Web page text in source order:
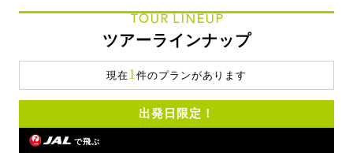
TOUR LINEUP
ツアーラインナップ
現在1件のプランがあります
出発日限定！
で飛ぶ